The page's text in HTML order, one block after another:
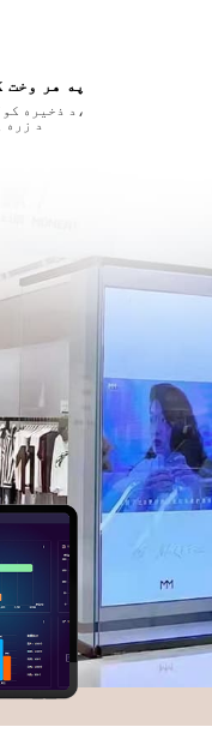
په هر وخت
د ذخیره کولو معلوماتو څو اړخیز تحلیل،
د زره